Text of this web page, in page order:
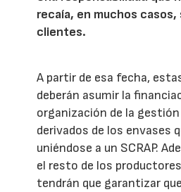
recaía, en muchos casos,
clientes.
A partir de esa fecha,
deberán asumir la
organización de la
derivados de los envases
uniéndose a un SCRAP.
el resto de los
tendrán que garantizar